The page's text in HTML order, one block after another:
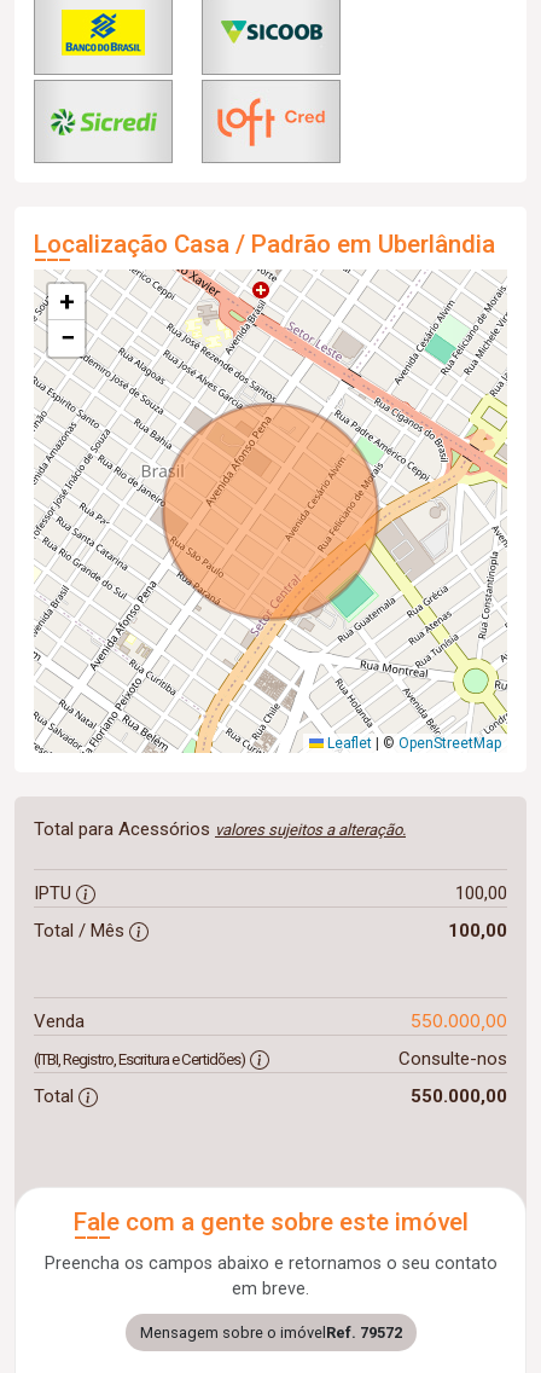
Localização Casa / Padrão em Uberlândia
+
−
Leaflet | © OpenStreetMap
Total para Acessórios valores sujeitos a alteração.
IPTU
100,00
Total / Mês
100,00
Venda 550.000,00
(ITBI, Registro, Escritura e Certidões)
Consulte-nos
Total
550.000,00
Fale com a gente sobre este imóvel
Preencha os campos abaixo e retornamos o seu contato
em breve.
Mensagem sobre o imóvelRef. 79572